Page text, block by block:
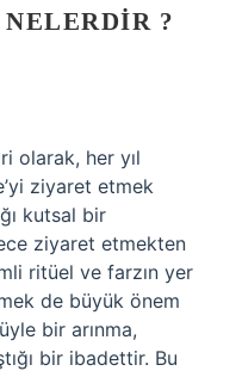
?
olarak, her yıl
ziyaret etmek
kutsal bir
ziyaret etmekten
ritüel ve farzın yer
de büyük önem
bir arınma,
bir ibadettir. Bu